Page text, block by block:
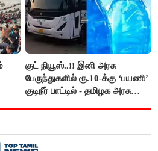
குட் நியூஸ்..!! இனி அரசு
பேருந்துகளில் ரூ.10-க்கு ‘பயணி’
குடிநீர் பாட்டில் - தமிழக அரசு